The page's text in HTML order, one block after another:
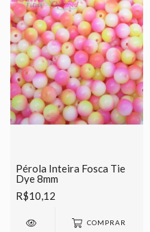
Pérola Inteira Fosca Tie
Dye 8mm
R$10,12
COMPRAR